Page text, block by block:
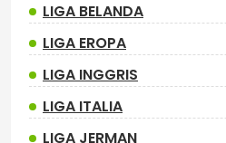
LIGA BELANDA
LIGA EROPA
LIGA INGGRIS
LIGA ITALIA
LIGA JERMAN